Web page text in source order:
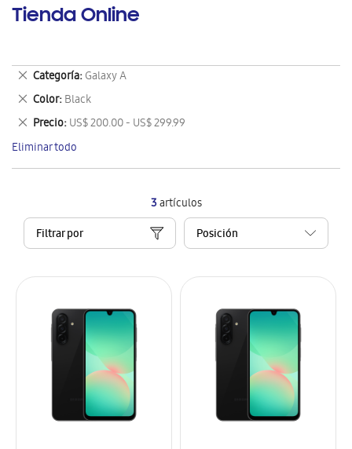
Tienda Online
3artículos
Filtrar por
Categoría Galaxy A
Eliminar
este
artículo
Color Black
Eliminar
este
artículo
Precio US$ 200.00 - US$ 299.99
Eliminar
este
artículo
Eliminar todo